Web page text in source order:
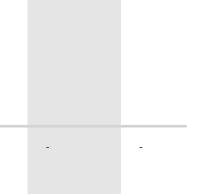
- -